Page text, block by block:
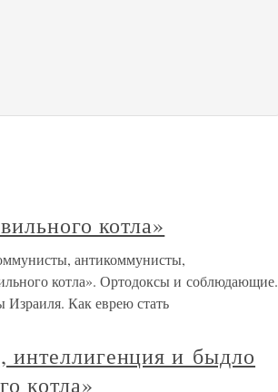
котла»
антикоммунисты,
котла». Ортодоксы и соблюдающие.
Как еврею стать
и быдло
котла»